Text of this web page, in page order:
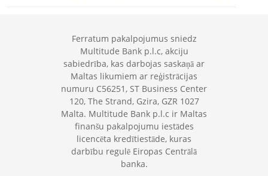
Ferratum pakalpojumus sniedz
Multitude Bank p.l.c, akciju
sabiedrība, kas darbojas saskaņā ar
Maltas likumiem ar reģistrācijas
numuru C56251, ST Business Center
120, The Strand, Gzira, GZR 1027
Malta. Multitude Bank p.l.c ir Maltas
finanšu pakalpojumu iestādes
licencēta kredītiestāde, kuras
darbību regulē Eiropas Centrālā
banka.